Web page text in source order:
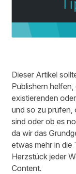
Dieser Artikel
Publishern
existierenden
und so zu prüfen,
sind oder ob es
da wir das
etwas mehr in die
Herzstück jeder
Content.